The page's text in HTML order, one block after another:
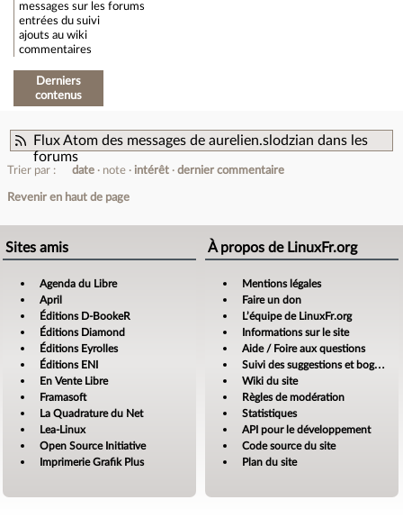
messages sur les forums
entrées du suivi
ajouts au wiki
commentaires
Derniers
contenus
Flux Atom des messages de aurelien.slodzian dans les
forums
Trier par : date note intérêt dernier commentaire
Revenir en haut de page
Sites amis
Agenda du Libre
April
Éditions D-BookeR
Éditions Diamond
Éditions Eyrolles
Éditions ENI
En Vente Libre
Framasoft
La Quadrature du Net
Lea-Linux
Open Source Initiative
Imprimerie Grafik Plus
À propos de LinuxFr.org
Mentions légales
Faire un don
L’équipe de LinuxFr.org
Informations sur le site
Aide / Foire aux questions
Suivi des suggestions et bogues
Wiki du site
Règles de modération
Statistiques
API pour le développement
Code source du site
Plan du site